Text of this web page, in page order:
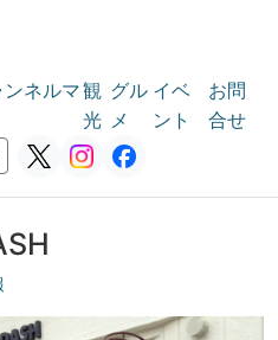
ネルマ観
光
グル
メ
イベ
ント
お問
合せ